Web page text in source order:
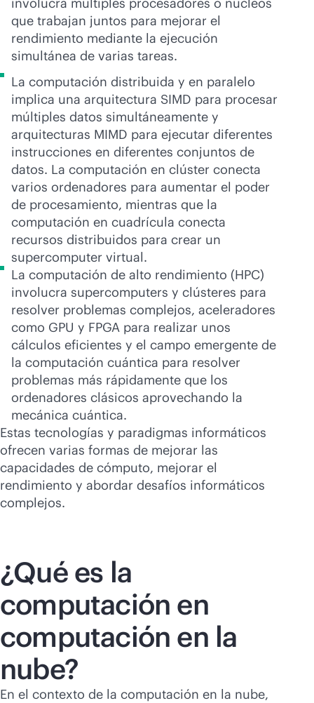
que trabajan juntos para mejorar el
rendimiento mediante la ejecución
simultánea de varias tareas.
La computación distribuida y en paralelo
implica una arquitectura SIMD para procesar
múltiples datos simultáneamente y
arquitecturas MIMD para ejecutar diferentes
instrucciones en diferentes conjuntos de
datos. La computación en clúster conecta
varios ordenadores para aumentar el poder
de procesamiento, mientras que la
computación en cuadrícula conecta
recursos distribuidos para crear un
supercomputer virtual.
La computación de alto rendimiento (HPC)
involucra supercomputers y clústeres para
resolver problemas complejos, aceleradores
como GPU y FPGA para realizar unos
cálculos eficientes y el campo emergente de
la computación cuántica para resolver
problemas más rápidamente que los
ordenadores clásicos aprovechando la
mecánica cuántica.
Estas tecnologías y paradigmas informáticos
ofrecen varias formas de mejorar las
capacidades de cómputo, mejorar el
rendimiento y abordar desafíos informáticos
complejos.
¿Qué es la
computación en
computación en la
nube?
En el contexto de la computación en la nube,